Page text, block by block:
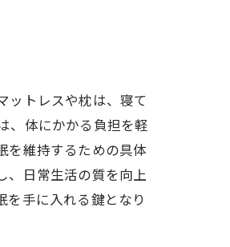
ットレスや枕は、寝て
、体にかかる負担を軽
を維持するための具体
、日常生活の質を向上
手に入れる鍵となり